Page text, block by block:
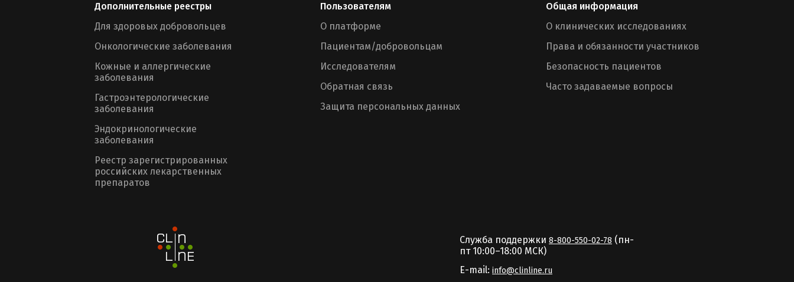
Дополнительные реестры
Для здоровых добровольцев
Онкологические заболевания
Кожные и аллергические
заболевания
Гастроэнтерологические
заболевания
Эндокринологические
заболевания
Реестр зарегистрированных
российских лекарственных
препаратов
Пользователям
О платформе
Пациентам/добровольцам
Исследователям
Обратная связь
Защита персональных данных
Общая информация
О клинических исследованиях
Права и обязанности участников
Безопасность пациентов
Часто задаваемые вопросы
Служба поддержки 8-800-550-02-78 (пн-
пт 10:00–18:00 MCК)
E-mail: info@clinline.ru